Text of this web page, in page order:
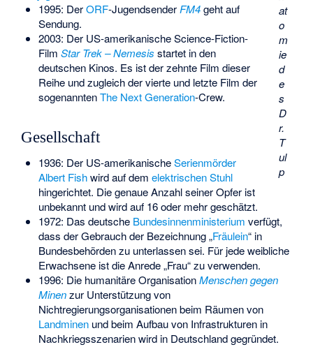
at
o
m
ie
d
e
s
D
r.
T
ul
p
1995: DerORF-Jugendsender FM4geht auf
Sendung.
2003: Der US-amerikanische Science-Fiction-
Film Star Trek – Nemesis startet in den
deutschen Kinos. Es ist der zehnte Film dieser
Reihe und zugleich der vierte und letzte Film der
sogenanntenThe Next Generation-Crew.
Gesellschaft
1936: Der US-amerikanischeSerienmörder
Albert Fishwird auf dem elektrischen Stuhl
hingerichtet. Die genaue Anzahl seiner Opfer ist
unbekannt und wird auf 16 oder mehr geschätzt.
1972: Das deutsche Bundesinnenministerium verfügt,
dass der Gebrauch der Bezeichnung „Fräulein“ in
Bundesbehörden zu unterlassen sei. Für jede weibliche
Erwachsene ist die Anrede „Frau“ zu verwenden.
1996: Die humanitäre OrganisationMenschen gegen
Minenzur Unterstützung von
Nichtregierungsorganisationen beim Räumen von
Landminenund beim Aufbau von Infrastrukturen in
Nachkriegsszenarien wird in Deutschland gegründet.